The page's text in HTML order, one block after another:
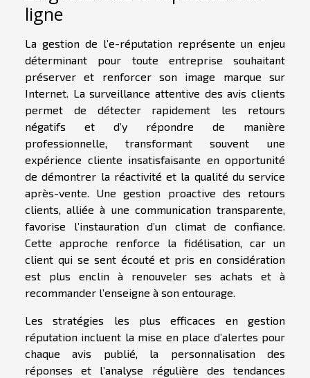
ligne
La gestion de l’e-réputation représente un enjeu
déterminant pour toute entreprise souhaitant
préserver et renforcer son image marque sur
Internet. La surveillance attentive des avis clients
permet de détecter rapidement les retours
négatifs et d’y répondre de manière
professionnelle, transformant souvent une
expérience cliente insatisfaisante en opportunité
de démontrer la réactivité et la qualité du service
après-vente. Une gestion proactive des retours
clients, alliée à une communication transparente,
favorise l’instauration d’un climat de confiance.
Cette approche renforce la fidélisation, car un
client qui se sent écouté et pris en considération
est plus enclin à renouveler ses achats et à
recommander l’enseigne à son entourage.
Les stratégies les plus efficaces en gestion
réputation incluent la mise en place d’alertes pour
chaque avis publié, la personnalisation des
réponses et l’analyse régulière des tendances